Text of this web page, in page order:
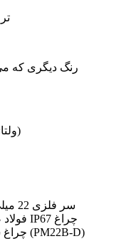
(ولتاژ دیگر 2.8 ولت تا 230 ولت)